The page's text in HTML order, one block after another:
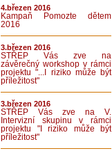
4.březen 2016
Kampaň Pomozte dětem
2016
3.březen 2016
STŘEP Vás zve na
závěrečný workshop v rámci
projektu "...I riziko může být
příležitost"
3.březen 2016
STŘEP Vás zve na V.
Intervizní skupinu v rámci
projektu "I riziko může být
příležitost"